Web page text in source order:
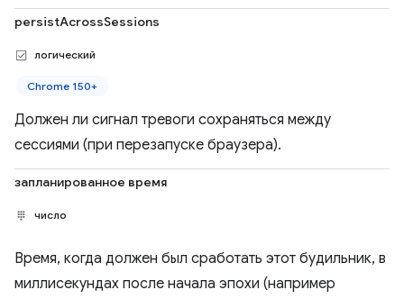
persistAcrossSessions
логический
Chrome 150+
Должен ли сигнал тревоги сохраняться между
сессиями (при перезапуске браузера).
запланированное время
число
Время, когда должен был сработать этот будильник, в
миллисекундах после начала эпохи (например